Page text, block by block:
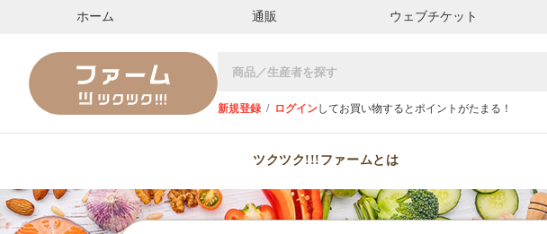
ホーム 通販 ウェブチケット
新規登録 / ログインしてお買い物するとポイントがたまる！
ツクツク!!!ファームとは